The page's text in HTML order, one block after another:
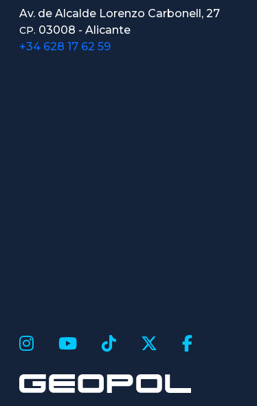
Av. de Alcalde Lorenzo Carbonell, 27
CP. 03008 - Alicante
+34 628 17 62 59